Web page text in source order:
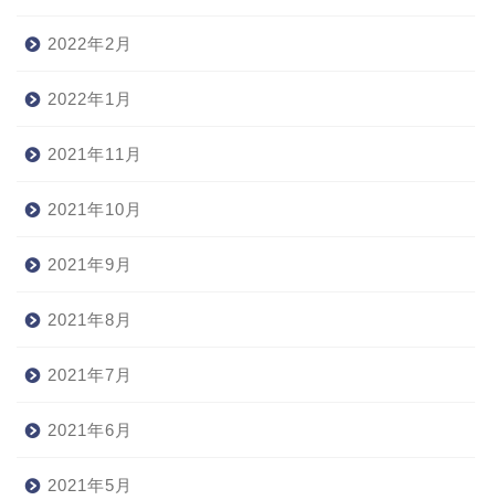
2022年2月
2022年1月
2021年11月
2021年10月
2021年9月
2021年8月
2021年7月
2021年6月
2021年5月